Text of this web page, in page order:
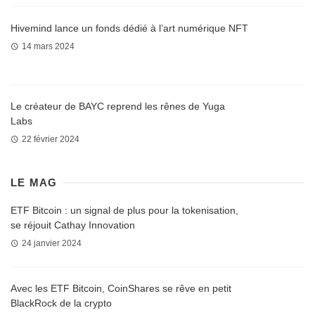
Hivemind lance un fonds dédié à l’art numérique NFT
14 mars 2024
Le créateur de BAYC reprend les rênes de Yuga
Labs
22 février 2024
LE MAG
ETF Bitcoin : un signal de plus pour la tokenisation,
se réjouit Cathay Innovation
24 janvier 2024
Avec les ETF Bitcoin, CoinShares se rêve en petit
BlackRock de la crypto